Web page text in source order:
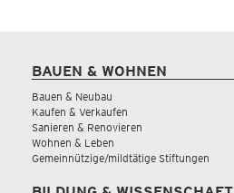
BAUEN & WOHNEN
Bauen & Neubau
Kaufen & Verkaufen
Sanieren & Renovieren
Wohnen & Leben
Gemeinnützige/mildtätige Stiftungen